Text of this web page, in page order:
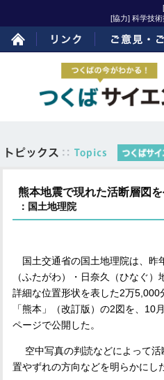
[協力] 科学技術
ホーム リンク ご意見・ご
熊本地震で現れた活断層図を
：国土地理院
国土交通省の国土地理院は、昨
（ふたがわ）・日奈久（ひなぐ
詳細な位置形状を表した2万5,000
「熊本」（改訂版）の2図を、 10月
ページで公開した。
空中写真の判読などによって
置やずれの方向などを明らかにし